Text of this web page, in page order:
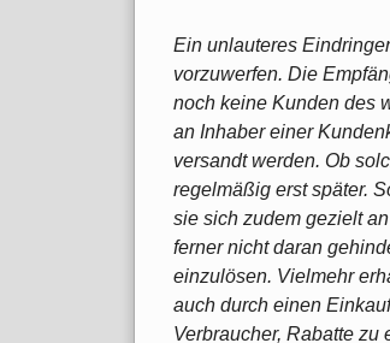
Ein unlauteres
vorzuwerfen. Die
noch keine Kunden des
an Inhaber einer
versandt werden. Ob
regelmäßig erst später.
sie sich zudem gezielt
ferner nicht daran
einzulösen. Vielmehr
auch durch einen
Verbraucher, Rabatte